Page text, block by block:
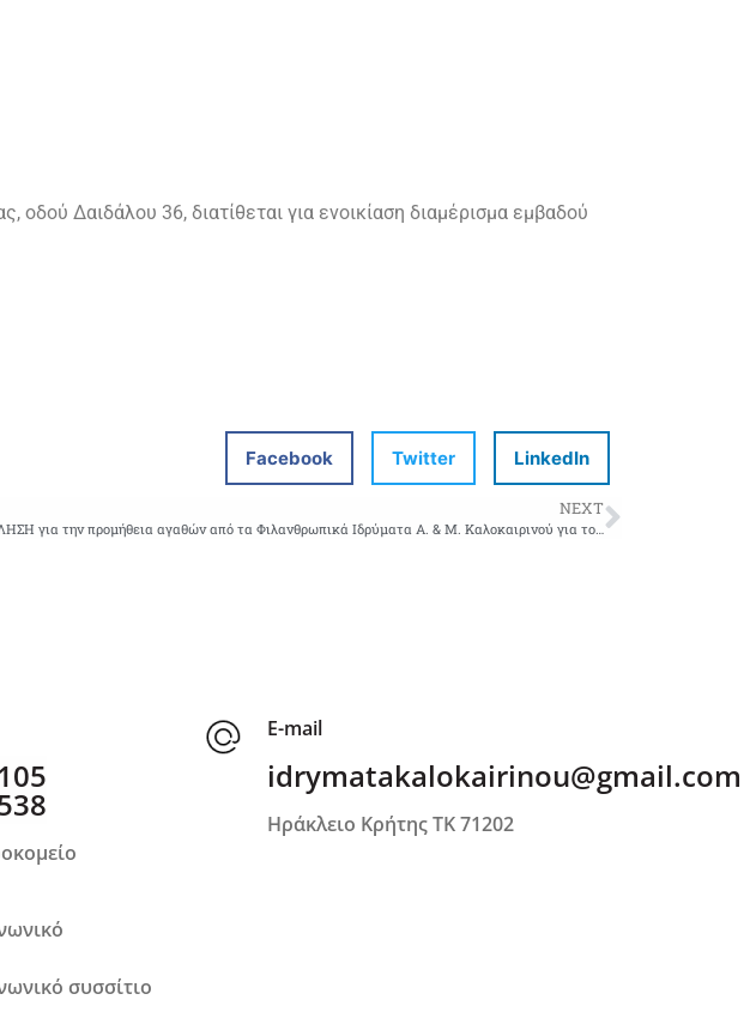
Δαιδάλου 36, διατίθεται για ενοικίαση διαμέρισμα εμβαδού
Facebook Twitter LinkedIn
NEXT
ΠΡΟΣΚΛΗΣΗ για την προμήθεια αγαθών από τα Φιλανθρωπικά Ιδρύματα Α. & Μ. Καλοκαιρινού για το έτος 2026
συσσίτιο
E-mail
idrymatakalokairinou@gmail.com
Ηράκλειο Κρήτης ΤΚ 71202